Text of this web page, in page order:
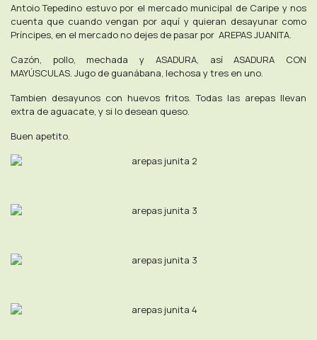
Antoio Tepedino estuvo por el mercado municipal de Caripe y nos
cuenta que cuando vengan por aquí y quieran desayunar como
Príncipes, en el mercado no dejes de pasar por AREPAS JUANITA.
Cazón, pollo, mechada y ASADURA, así ASADURA CON
MAYÚSCULAS. Jugo de guanábana, lechosa y tres en uno.
Tambien desayunos con huevos fritos. Todas las arepas llevan
extra de aguacate, y si lo desean queso.
Buen apetito.